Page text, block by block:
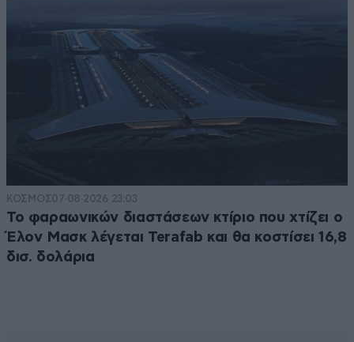
ΚΟΣΜΟΣ07·08·2026 23:03
Το φαραωνικών διαστάσεων κτίριο που χτίζει ο
Έλον Μασκ λέγεται Terafab και θα κοστίσει 16,8
δισ. δολάρια